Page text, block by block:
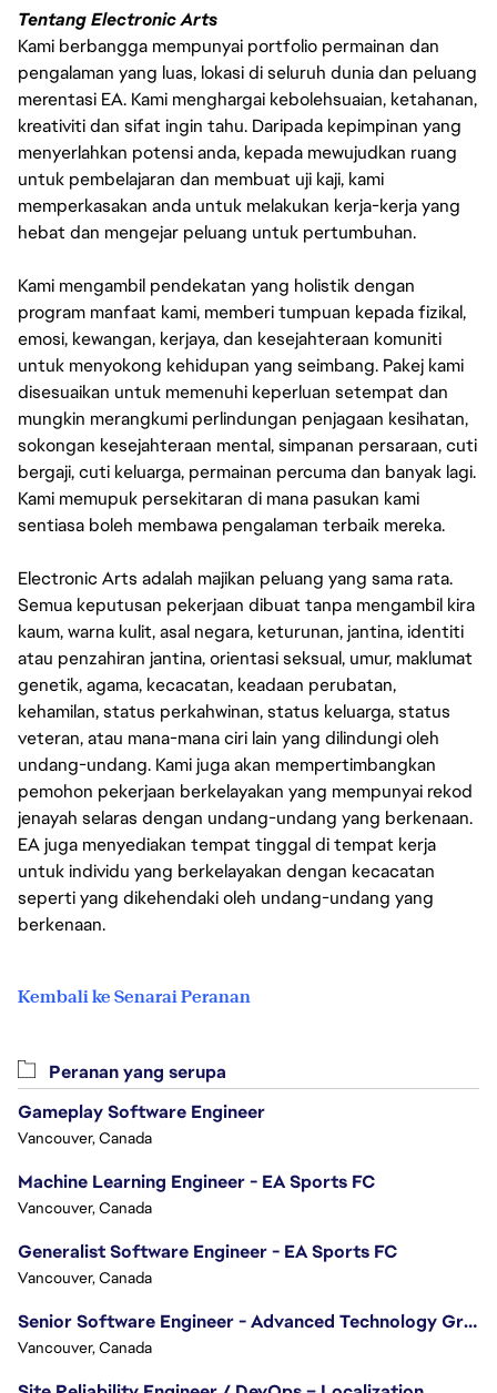
Tentang Electronic Arts
Kami berbangga mempunyai portfolio permainan dan
pengalaman yang luas, lokasi di seluruh dunia dan peluang
merentasi EA. Kami menghargai kebolehsuaian, ketahanan,
kreativiti dan sifat ingin tahu. Daripada kepimpinan yang
menyerlahkan potensi anda, kepada mewujudkan ruang
untuk pembelajaran dan membuat uji kaji, kami
memperkasakan anda untuk melakukan kerja-kerja yang
hebat dan mengejar peluang untuk pertumbuhan.
Kami mengambil pendekatan yang holistik dengan
program manfaat kami, memberi tumpuan kepada fizikal,
emosi, kewangan, kerjaya, dan kesejahteraan komuniti
untuk menyokong kehidupan yang seimbang. Pakej kami
disesuaikan untuk memenuhi keperluan setempat dan
mungkin merangkumi perlindungan penjagaan kesihatan,
sokongan kesejahteraan mental, simpanan persaraan, cuti
bergaji, cuti keluarga, permainan percuma dan banyak lagi.
Kami memupuk persekitaran di mana pasukan kami
sentiasa boleh membawa pengalaman terbaik mereka.
Electronic Arts adalah majikan peluang yang sama rata.
Semua keputusan pekerjaan dibuat tanpa mengambil kira
kaum, warna kulit, asal negara, keturunan, jantina, identiti
atau penzahiran jantina, orientasi seksual, umur, maklumat
genetik, agama, kecacatan, keadaan perubatan,
kehamilan, status perkahwinan, status keluarga, status
veteran, atau mana-mana ciri lain yang dilindungi oleh
undang-undang. Kami juga akan mempertimbangkan
pemohon pekerjaan berkelayakan yang mempunyai rekod
jenayah selaras dengan undang-undang yang berkenaan.
EA juga menyediakan tempat tinggal di tempat kerja
untuk individu yang berkelayakan dengan kecacatan
seperti yang dikehendaki oleh undang-undang yang
berkenaan.
Kembali ke Senarai Peranan
Peranan yang serupa
Gameplay Software Engineer
Vancouver, Canada
Machine Learning Engineer - EA Sports FC
Vancouver, Canada
Generalist Software Engineer - EA Sports FC
Vancouver, Canada
Senior Software Engineer - Advanced Technology Group
Vancouver, Canada